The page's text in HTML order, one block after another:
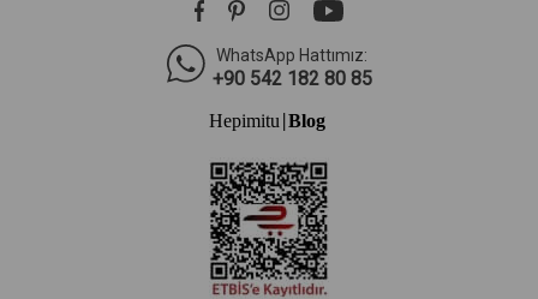
WhatsApp Hattımız:
+90 542 182 80 85
Hepimitu| Blog